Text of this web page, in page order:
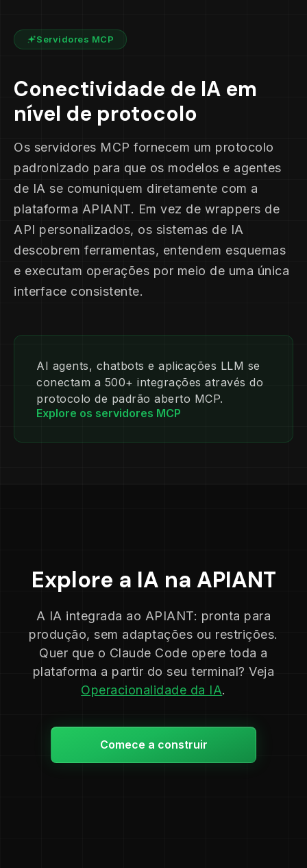
Servidores MCP
Conectividade de IA em
nível de protocolo
Os servidores MCP fornecem um protocolo
padronizado para que os modelos e agentes
de IA se comuniquem diretamente com a
plataforma APIANT. Em vez de wrappers de
API personalizados, os sistemas de IA
descobrem ferramentas, entendem esquemas
e executam operações por meio de uma única
interface consistente.
AI agents, chatbots e aplicações LLM se
conectam a 500+ integrações através do
protocolo de padrão aberto MCP.
Explore os servidores MCP
Explore a IA na APIANT
A IA integrada ao APIANT: pronta para
produção, sem adaptações ou restrições.
Quer que o Claude Code opere toda a
plataforma a partir do seu terminal? Veja
Operacionalidade da IA.
Comece a construir